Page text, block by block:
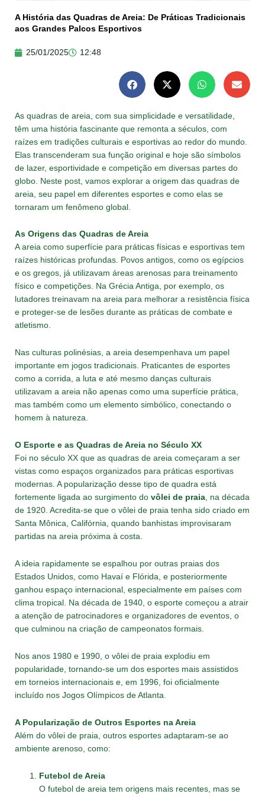
A História das Quadras de Areia: De Práticas Tradicionais
aos Grandes Palcos Esportivos
25/01/2025 12:48
As quadras de areia, com sua simplicidade e versatilidade,
têm uma história fascinante que remonta a séculos, com
raízes em tradições culturais e esportivas ao redor do mundo.
Elas transcenderam sua função original e hoje são símbolos
de lazer, esportividade e competição em diversas partes do
globo. Neste post, vamos explorar a origem das quadras de
areia, seu papel em diferentes esportes e como elas se
tornaram um fenômeno global.
As Origens das Quadras de Areia
A areia como superfície para práticas físicas e esportivas tem
raízes históricas profundas. Povos antigos, como os egípcios
e os gregos, já utilizavam áreas arenosas para treinamento
físico e competições. Na Grécia Antiga, por exemplo, os
lutadores treinavam na areia para melhorar a resistência física
e proteger-se de lesões durante as práticas de combate e
atletismo.
Nas culturas polinésias, a areia desempenhava um papel
importante em jogos tradicionais. Praticantes de esportes
como a corrida, a luta e até mesmo danças culturais
utilizavam a areia não apenas como uma superfície prática,
mas também como um elemento simbólico, conectando o
homem à natureza.
O Esporte e as Quadras de Areia no Século XX
Foi no século XX que as quadras de areia começaram a ser
vistas como espaços organizados para práticas esportivas
modernas. A popularização desse tipo de quadra está
fortemente ligada ao surgimento do vôlei de praia, na década
de 1920. Acredita-se que o vôlei de praia tenha sido criado em
Santa Mônica, Califórnia, quando banhistas improvisaram
partidas na areia próxima à costa.
A ideia rapidamente se espalhou por outras praias dos
Estados Unidos, como Havaí e Flórida, e posteriormente
ganhou espaço internacional, especialmente em países com
clima tropical. Na década de 1940, o esporte começou a atrair
a atenção de patrocinadores e organizadores de eventos, o
que culminou na criação de campeonatos formais.
Nos anos 1980 e 1990, o vôlei de praia explodiu em
popularidade, tornando-se um dos esportes mais assistidos
em torneios internacionais e, em 1996, foi oficialmente
incluído nos Jogos Olímpicos de Atlanta.
A Popularização de Outros Esportes na Areia
Além do vôlei de praia, outros esportes adaptaram-se ao
ambiente arenoso, como:
Futebol de Areia
O futebol de areia tem origens mais recentes, mas se